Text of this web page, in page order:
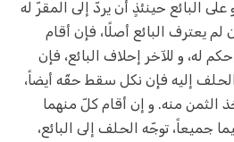
على البائع حينئذٍ أن يردّ إلى المقرّ له
لم يعترف البائع أصلًا، فإن أقام
له، و للآخر إحلاف البائع، فإن
إليه فإن نكل سقط حقّه أيضاً،
منه. و إن أقام كلّ منهما
جميعاً، توجّه الحلف إلى البائع،